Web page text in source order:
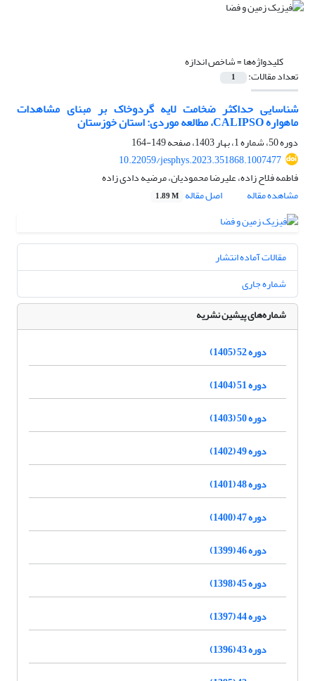
کلیدواژه‌ها =شاخص اندازه
تعداد مقالات: 1
شناسایی حداکثر ضخامت لایه گردوخاک بر مبنای مشاهدات
ماهواره CALIPSO، مطالعه موردی: استان خوزستان
دوره 50، شماره 1، بهار 1403، صفحه
149-164
10.22059/jesphys.2023.351868.1007477
فاطمه فلاح زاده، علیرضا محمودیان، مرضیه دادی زاده
مشاهده مقاله
اصل مقاله 1.89 M
مقالات آماده انتشار
شماره جاری
شماره‌های پیشین نشریه
دوره 52 (1405)
دوره 51 (1404)
دوره 50 (1403)
دوره 49 (1402)
دوره 48 (1401)
دوره 47 (1400)
دوره 46 (1399)
دوره 45 (1398)
دوره 44 (1397)
دوره 43 (1396)